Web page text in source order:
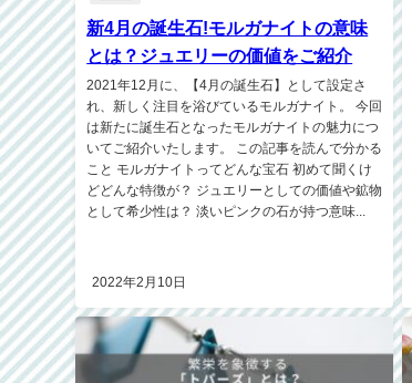
新4月の誕生石!モルガナイトの意味
とは？ジュエリーの価値をご紹介
2021年12月に、【4月の誕生石】として設定さ
れ、新しく注目を浴びているモルガナイト。 今回
は新たに誕生石となったモルガナイトの魅力につ
いてご紹介いたします。 この記事を読んで分かる
こと モルガナイトってどんな宝石 初めて聞くけ
どどんな特徴が？ ジュエリーとしての価値や鉱物
として希少性は？ 淡いピンクの石が持つ意味...
2022年2月10日